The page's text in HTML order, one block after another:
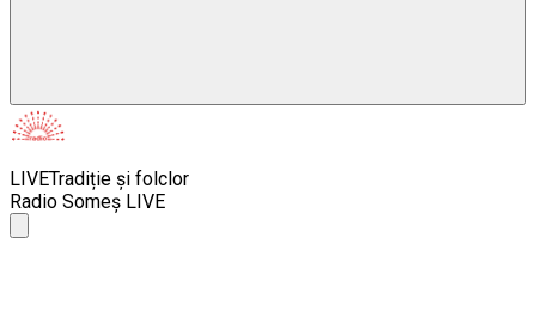
LIVETradiție și folclor
Radio Someș LIVE